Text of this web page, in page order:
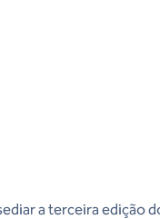
a terceira edição